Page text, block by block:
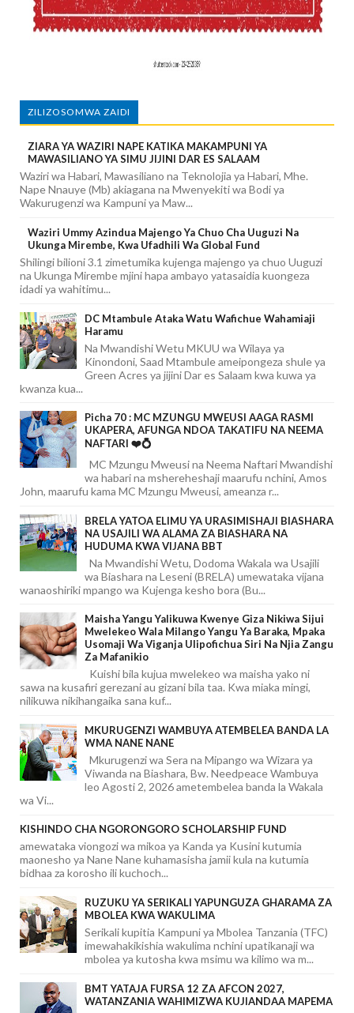
ZILIZOSOMWA ZAIDI
ZIARA YA WAZIRI NAPE KATIKA MAKAMPUNI YA
MAWASILIANO YA SIMU JIJINI DAR ES SALAAM
Waziri wa Habari, Mawasiliano na Teknolojia ya Habari, Mhe.
Nape Nnauye (Mb) akiagana na Mwenyekiti wa Bodi ya
Wakurugenzi wa Kampuni ya Maw...
Waziri Ummy Azindua Majengo Ya Chuo Cha Uuguzi Na
Ukunga Mirembe, Kwa Ufadhili Wa Global Fund
Shilingi bilioni 3.1 zimetumika kujenga majengo ya chuo Uuguzi
na Ukunga Mirembe mjini hapa ambayo yatasaidia kuongeza
idadi ya wahitimu...
DC Mtambule Ataka Watu Wafichue Wahamiaji
Haramu
Na Mwandishi Wetu MKUU wa Wilaya ya
Kinondoni, Saad Mtambule ameipongeza shule ya
Green Acres ya jijini Dar es Salaam kwa kuwa ya
kwanza kua...
Picha 70 : MC MZUNGU MWEUSI AAGA RASMI
UKAPERA, AFUNGA NDOA TAKATIFU NA NEEMA
NAFTARI ❤️💍
MC Mzungu Mweusi na Neema Naftari Mwandishi
wa habari na mshereheshaji maarufu nchini, Amos
John, maarufu kama MC Mzungu Mweusi, ameanza r...
BRELA YATOA ELIMU YA URASIMISHAJI BIASHARA
NA USAJILI WA ALAMA ZA BIASHARA NA
HUDUMA KWA VIJANA BBT
Na Mwandishi Wetu, Dodoma Wakala wa Usajili
wa Biashara na Leseni (BRELA) umewataka vijana
wanaoshiriki mpango wa Kujenga kesho bora (Bu...
Maisha Yangu Yalikuwa Kwenye Giza Nikiwa Sijui
Mwelekeo Wala Milango Yangu Ya Baraka, Mpaka
Usomaji Wa Viganja Ulipofichua Siri Na Njia Zangu
Za Mafanikio
Kuishi bila kujua mwelekeo wa maisha yako ni
sawa na kusafiri gerezani au gizani bila taa. Kwa miaka mingi,
nilikuwa nikihangaika sana kuf...
MKURUGENZI WAMBUYA ATEMBELEA BANDA LA
WMA NANE NANE
Mkurugenzi wa Sera na Mipango wa Wizara ya
Viwanda na Biashara, Bw. Needpeace Wambuya
leo Agosti 2, 2026 ametembelea banda la Wakala
wa Vi...
KISHINDO CHA NGORONGORO SCHOLARSHIP FUND
amewataka viongozi wa mikoa ya Kanda ya Kusini kutumia
maonesho ya Nane Nane kuhamasisha jamii kula na kutumia
bidhaa za korosho ili kuchoch...
RUZUKU YA SERIKALI YAPUNGUZA GHARAMA ZA
MBOLEA KWA WAKULIMA
Serikali kupitia Kampuni ya Mbolea Tanzania (TFC)
imewahakikishia wakulima nchini upatikanaji wa
mbolea ya kutosha kwa msimu wa kilimo wa m...
BMT YATAJA FURSA 12 ZA AFCON 2027,
WATANZANIA WAHIMIZWA KUJIANDAA MAPEMA